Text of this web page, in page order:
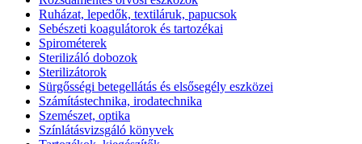
Ruházat, lepedők, textiláruk, papucsok
Sebészeti koagulátorok és tartozékai
Spirométerek
Sterilizáló dobozok
Sterilizátorok
Sürgősségi betegellátás és elsősegély eszközei
Számítástechnika, irodatechnika
Szemészet, optika
Színlátásvizsgáló könyvek